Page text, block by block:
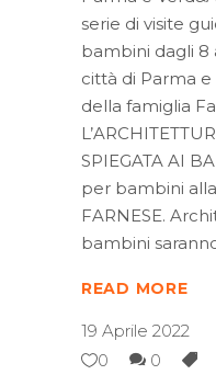
serie di visite
bambini dagli 8
città di Parma
della famiglia
SPIEGATA AI
per bambini
FARNESE.
bambini
READ MORE
19 Aprile 2022
0
0